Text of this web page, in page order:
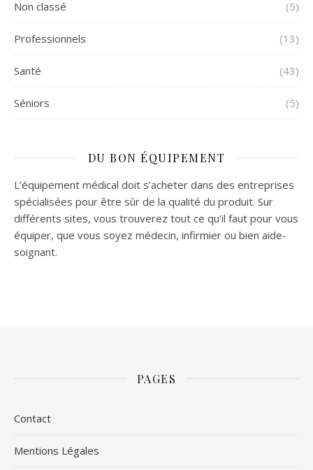
Non classé (5)
Professionnels (13)
Santé (43)
Séniors (5)
DU BON ÉQUIPEMENT
L’équipement médical doit s’acheter dans des entreprises
spécialisées pour être sûr de la qualité du produit. Sur
différents sites, vous trouverez tout ce qu’il faut pour vous
équiper, que vous soyez médecin, infirmier ou bien aide-
soignant.
PAGES
Contact
Mentions Légales